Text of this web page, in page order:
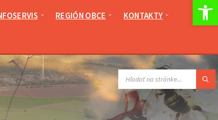
REGIÓN OBCE KONTAKTY
VYHĽADÁVANIE: